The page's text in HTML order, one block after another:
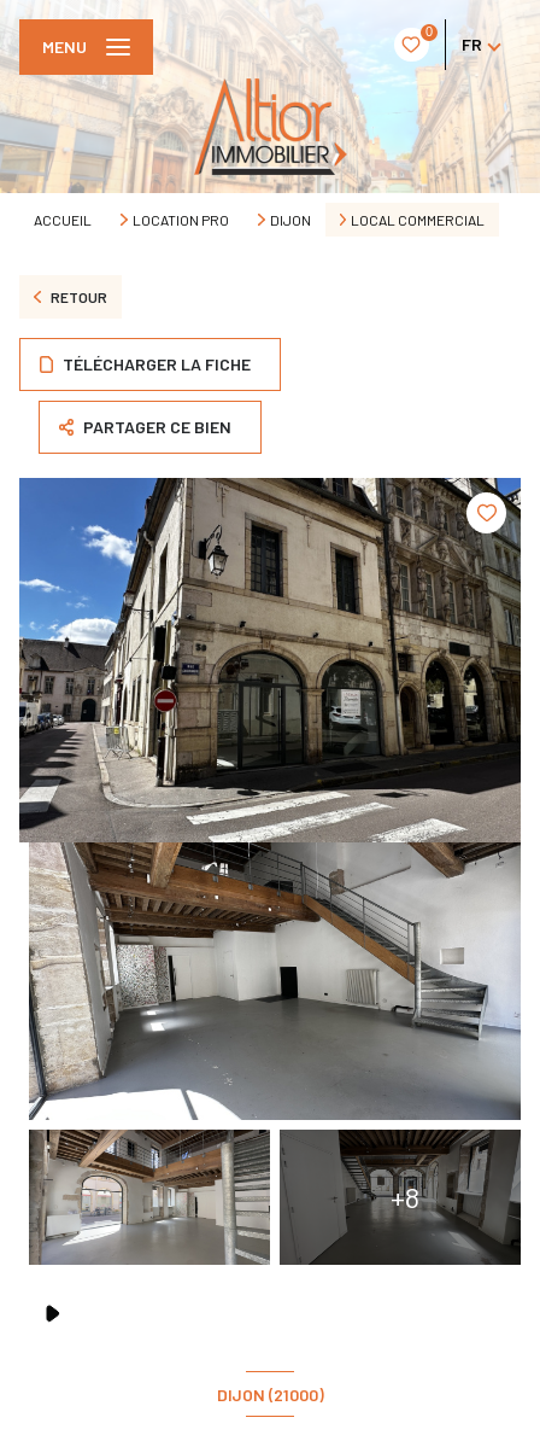
0
FR
MENU
ACCUEIL LOCATION PRO DIJON LOCAL COMMERCIAL
RETOUR
TÉLÉCHARGER LA FICHE
PARTAGER CE BIEN
+8
DIJON (21000)